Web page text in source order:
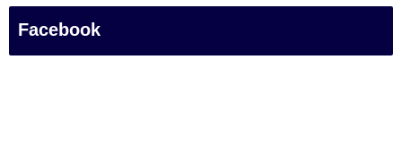
https://youtu.be/9Vo2WgtDLME @YouTube
Facebook